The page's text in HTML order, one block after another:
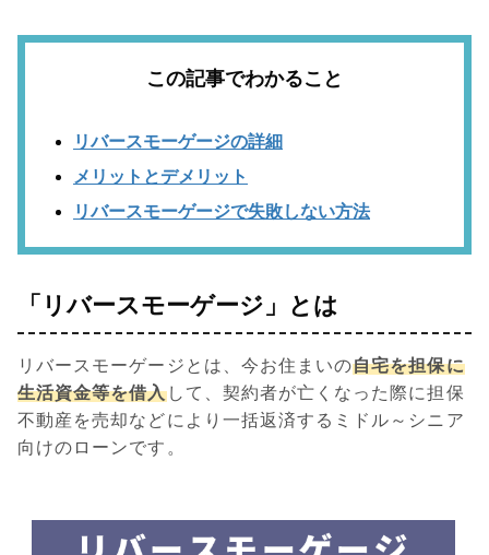
この記事でわかること
リバースモーゲージの詳細
メリットとデメリット
リバースモーゲージで失敗しない方法
「リバースモーゲージ」とは
リバースモーゲージとは、今お住まいの自宅を担保に
生活資金等を借入して、契約者が亡くなった際に担保
不動産を売却などにより一括返済するミドル～シニア
向けのローンです。